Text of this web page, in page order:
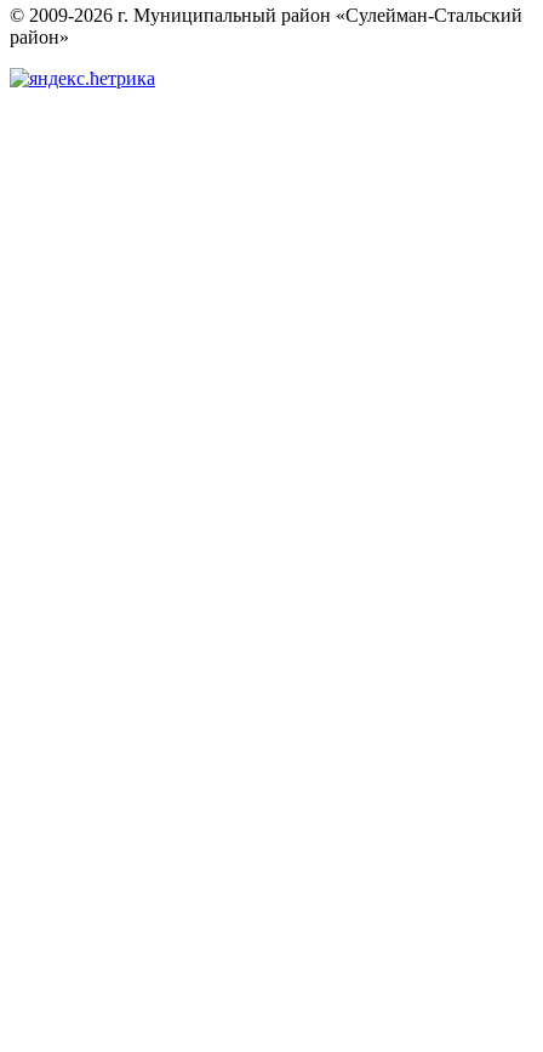
© 2009-2026 г. Муниципальный район «Сулейман-Стальский
район»